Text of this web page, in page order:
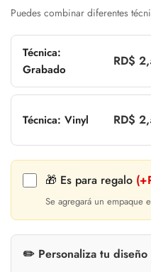
Puedes combinar diferentes
Técnica:
Grabado
RD$
Técnica: Vinyl RD$
🎁 Es para regalo
Se agregará un empaque
✏️ Personaliza tu diseño